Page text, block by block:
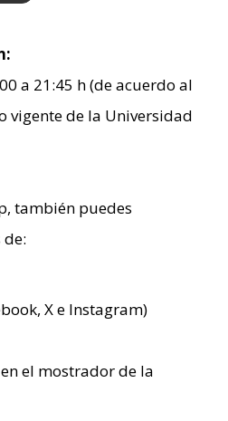
a 21:45 h (de acuerdo al
vigente de la Universidad
también puedes
X e Instagram)
el mostrador de la